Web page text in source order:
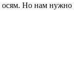
осям. Но нам нужно